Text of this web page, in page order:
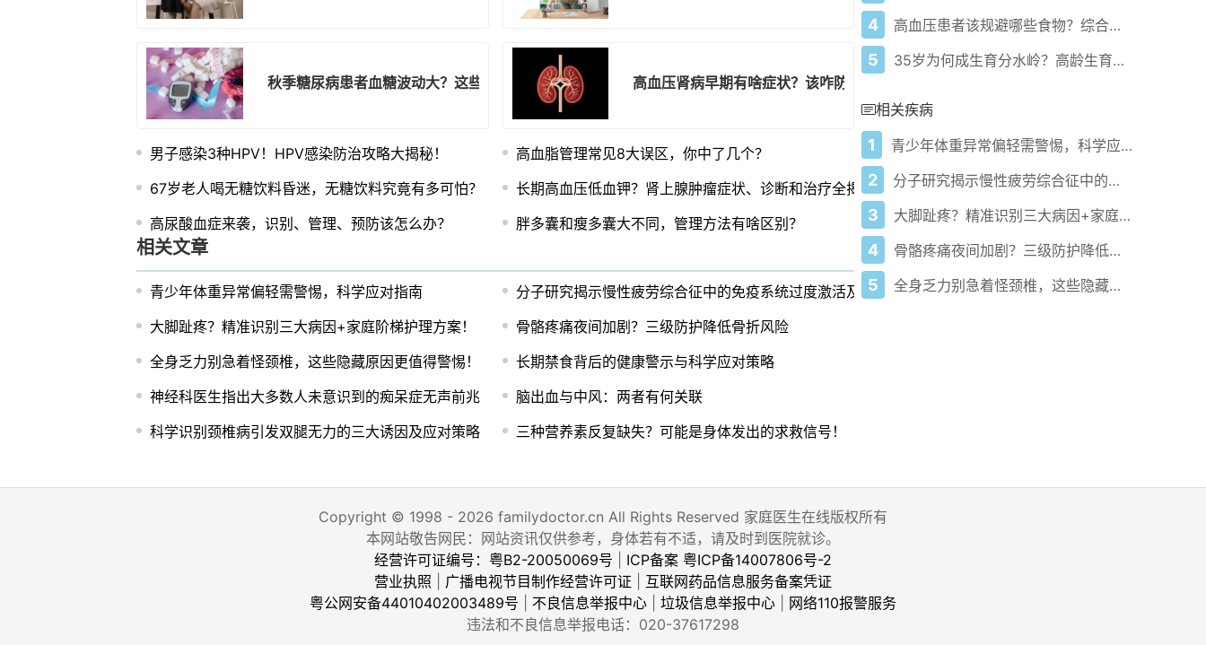
秋季糖尿病患者血糖波动大？这些控糖方法快收好！ 高血压肾病早期有啥症状？该咋防治你知道吗？
男子感染3种HPV！HPV感染防治攻略大揭秘！
高血脂管理常见8大误区，你中了几个？
67岁老人喝无糖饮料昏迷，无糖饮料究竟有多可怕？
长期高血压低血钾？肾上腺肿瘤症状、诊断和治疗全揭秘！
高尿酸血症来袭，识别、管理、预防该怎么办？
胖多囊和瘦多囊大不同，管理方法有啥区别？
相关文章
青少年体重异常偏轻需警惕，科学应对指南
分子研究揭示慢性疲劳综合征中的免疫系统过度激活及其与长期新冠的关联
大脚趾疼？精准识别三大病因+家庭阶梯护理方案！
骨骼疼痛夜间加剧？三级防护降低骨折风险
全身乏力别急着怪颈椎，这些隐藏原因更值得警惕！
长期禁食背后的健康警示与科学应对策略
神经科医生指出大多数人未意识到的痴呆症无声前兆
脑出血与中风：两者有何关联
科学识别颈椎病引发双腿无力的三大诱因及应对策略
三种营养素反复缺失？可能是身体发出的求救信号！
4 高血压患者该规避哪些食物？综合管理方案来了！
5 35岁为何成生育分水岭？高龄生育风险咋应对？
相关疾病
1 青少年体重异常偏轻需警惕，科学应对指南
2 分子研究揭示慢性疲劳综合征中的免疫系统过度激活及其与长期新冠的关联
3 大脚趾疼？精准识别三大病因+家庭阶梯护理方案！
4 骨骼疼痛夜间加剧？三级防护降低骨折风险
5 全身乏力别急着怪颈椎，这些隐藏原因更值得警惕！
Copyright © 1998 - 2026 familydoctor.cn All Rights Reserved 家庭医生在线版权所有
本网站敬告网民：网站资讯仅供参考，身体若有不适，请及时到医院就诊。
经营许可证编号：粤B2-20050069号
ICP备案 粤ICP备14007806号-2
营业执照
广播电视节目制作经营许可证
互联网药品信息服务备案凭证
粤公网安备44010402003489号
不良信息举报中心 垃圾信息举报中心
网络110报警服务
违法和不良信息举报电话：020-37617298